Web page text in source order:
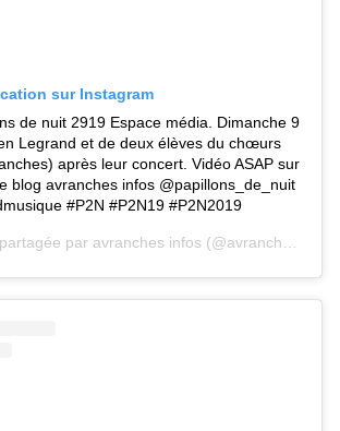
sur Instagram
de nuit 2919 Espace média. Dimanche 9
Legrand et de deux élèves du chœurs
après leur concert. Vidéo ASAP sur
blog avranches infos @papillons_de_nuit
#P2N #P2N19 #P2N2019
par avranches infos (@avranches.infos) le 9 Juin 2019 à 6 :58 PDT